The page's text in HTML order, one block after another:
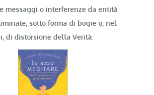
messaggi o interferenze da entità
sotto forma di bugie o, nel
di distorsione della Verità.